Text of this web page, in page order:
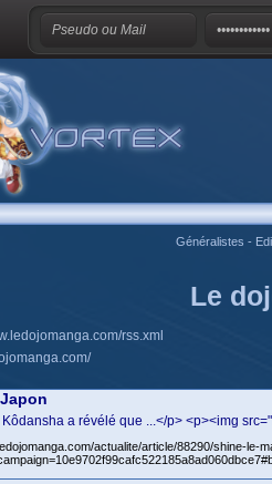
Généralistes -
Le
rss.xml
a révélé que ...</p> <p><img
actualite/article/88290/shine-le-